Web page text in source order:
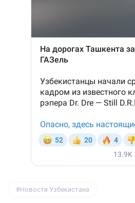
Новости Узбекистана